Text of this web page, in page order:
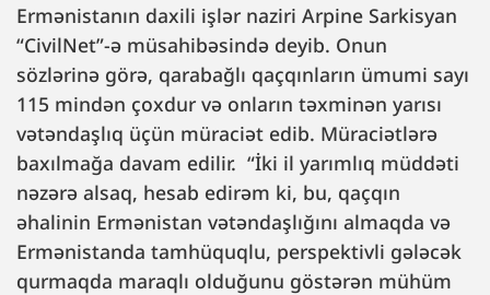
Ermənistanın daxili işlər naziri Arpine Sarkisyan
“CivilNet”-ə müsahibəsində deyib. Onun
sözlərinə görə, qarabağlı qaçqınların ümumi sayı
115 mindən çoxdur və onların təxminən yarısı
vətəndaşlıq üçün müraciət edib. Müraciətlərə
baxılmağa davam edilir. “İki il yarımlıq müddəti
nəzərə alsaq, hesab edirəm ki, bu, qaçqın
əhalinin Ermənistan vətəndaşlığını almaqda və
Ermənistanda tamhüquqlu, perspektivli gələcək
qurmaqda maraqlı olduğunu göstərən mühüm